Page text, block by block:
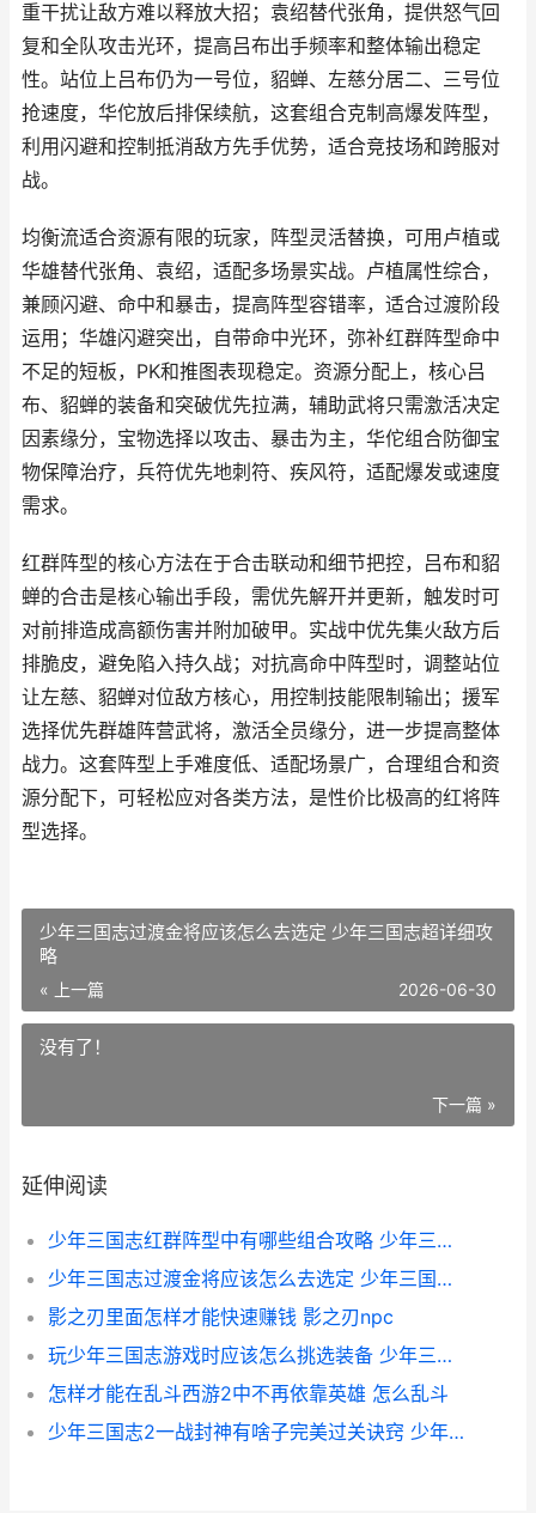
重干扰让敌方难以释放大招；袁绍替代张角，提供怒气回
复和全队攻击光环，提高吕布出手频率和整体输出稳定
性。站位上吕布仍为一号位，貂蝉、左慈分居二、三号位
抢速度，华佗放后排保续航，这套组合克制高爆发阵型，
利用闪避和控制抵消敌方先手优势，适合竞技场和跨服对
战。
均衡流适合资源有限的玩家，阵型灵活替换，可用卢植或
华雄替代张角、袁绍，适配多场景实战。卢植属性综合，
兼顾闪避、命中和暴击，提高阵型容错率，适合过渡阶段
运用；华雄闪避突出，自带命中光环，弥补红群阵型命中
不足的短板，PK和推图表现稳定。资源分配上，核心吕
布、貂蝉的装备和突破优先拉满，辅助武将只需激活决定
因素缘分，宝物选择以攻击、暴击为主，华佗组合防御宝
物保障治疗，兵符优先地刺符、疾风符，适配爆发或速度
需求。
红群阵型的核心方法在于合击联动和细节把控，吕布和貂
蝉的合击是核心输出手段，需优先解开并更新，触发时可
对前排造成高额伤害并附加破甲。实战中优先集火敌方后
排脆皮，避免陷入持久战；对抗高命中阵型时，调整站位
让左慈、貂蝉对位敌方核心，用控制技能限制输出；援军
选择优先群雄阵营武将，激活全员缘分，进一步提高整体
战力。这套阵型上手难度低、适配场景广，合理组合和资
源分配下，可轻松应对各类方法，是性价比极高的红将阵
型选择。
少年三国志过渡金将应该怎么去选定 少年三国志超详细攻
略
« 上一篇 2026-06-30
没有了！
下一篇 »
延伸阅读
少年三国志红群阵型中有哪些组合攻略 少年三国志群雄混搭阵容
少年三国志过渡金将应该怎么去选定 少年三国志超详细攻略
影之刃里面怎样才能快速赚钱 影之刃npc
玩少年三国志游戏时应该怎么挑选装备 少年三国志玩的人越来越少
怎样才能在乱斗西游2中不再依靠英雄 怎么乱斗
少年三国志2一战封神有啥子完美过关诀窍 少年三国志2一战封神